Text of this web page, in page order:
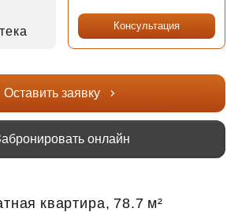
Консультация
Оставить заявку
онлайн
квартира, 78.7 м²